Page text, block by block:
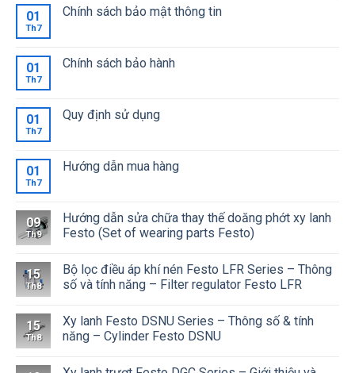
01
Th7
Chính sách bảo mật thông tin
01
Th7
Chính sách bảo hành
01
Th7
Quy định sử dụng
01
Th7
Hướng dẫn mua hàng
09
Th9
Hướng dẫn sửa chữa thay thế doăng phớt xy lanh
Festo (Set of wearing parts Festo)
15
Th8
Bộ lọc điều áp khí nén Festo LFR Series – Thông
số và tính năng – Filter regulator Festo LFR
15
Th8
Xy lanh Festo DSNU Series – Thông số & tính
năng – Cylinder Festo DSNU